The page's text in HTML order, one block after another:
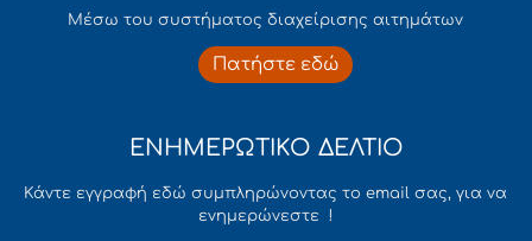
Mέσω του συστήματος διαχείρισης αιτημάτων
Πατήστε εδώ
ΕΝΗΜΕΡΩΤΙΚΟ ΔΕΛΤΙΟ
Κάντε εγγραφή εδώ συμπληρώνοντας το email σας, για να
ενημερώνεστε !